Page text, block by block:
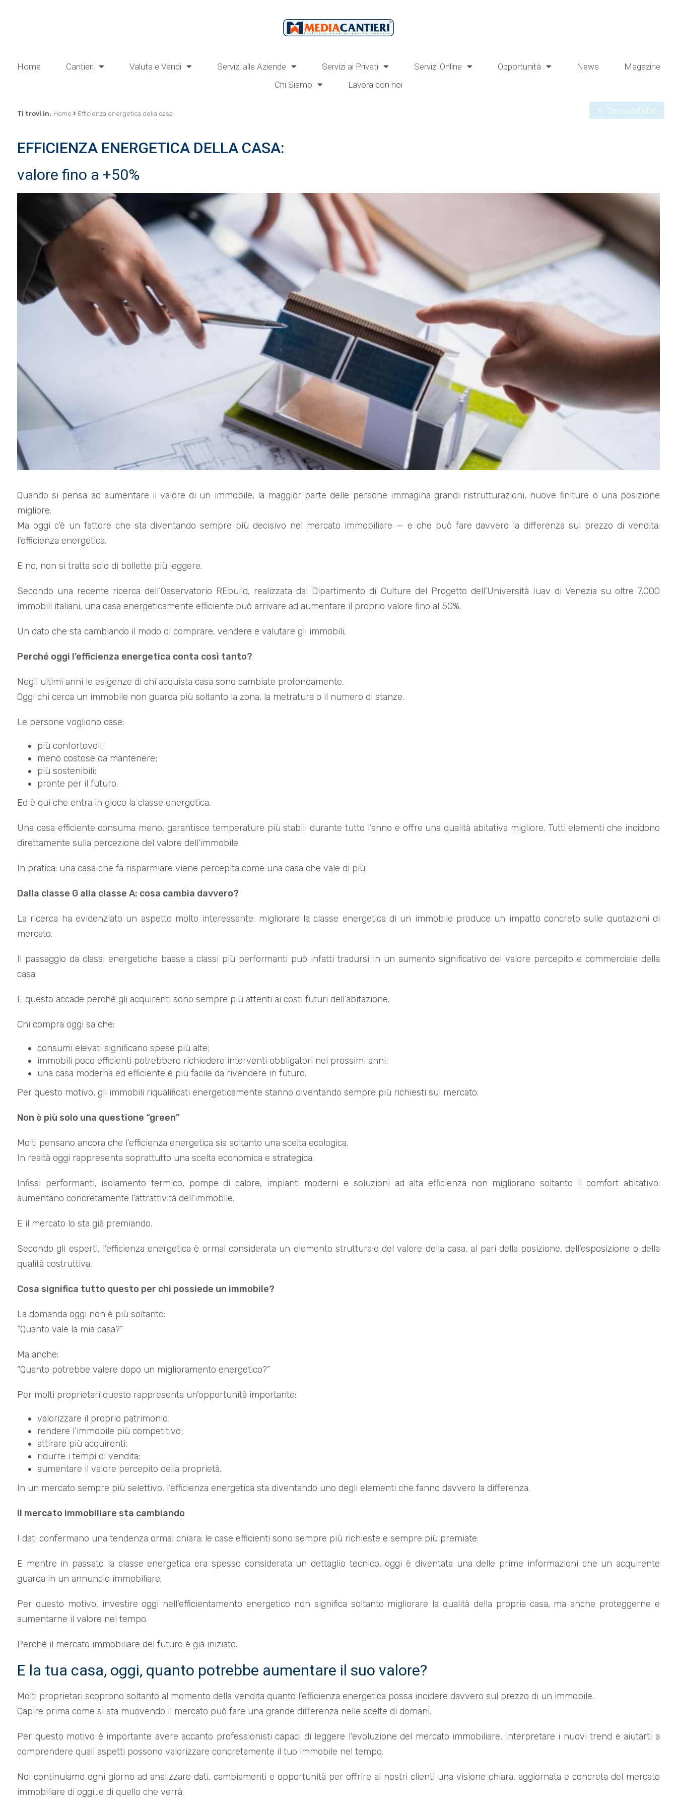
Home Cantieri Valuta e Vendi Servizi alle Aziende Servizi ai Privati Servizi Online Opportunità News
Magazine
Chi Siamo
Lavora con noi
Ti trovi in: Home › Efficienza energetica della casa: Torna indietro
EFFICIENZA ENERGETICA DELLA CASA:
valore fino a +50%
Quando si pensa ad aumentare il valore di un immobile, la maggior parte delle persone immagina grandi ristrutturazioni, nuove finiture o una posizione
migliore.
Ma oggi c’è un fattore che sta diventando sempre più decisivo nel mercato immobiliare — e che può fare davvero la differenza sul prezzo di vendita:
l’efficienza energetica.
E no, non si tratta solo di bollette più leggere.
Secondo una recente ricerca dell’Osservatorio REbuild, realizzata dal Dipartimento di Culture del Progetto dell’Università Iuav di Venezia su oltre 7.000
immobili italiani, una casa energeticamente efficiente può arrivare ad aumentare il proprio valore fino al 50%.
Un dato che sta cambiando il modo di comprare, vendere e valutare gli immobili.
Perché oggi l’efficienza energetica conta così tanto?
Negli ultimi anni le esigenze di chi acquista casa sono cambiate profondamente.
Oggi chi cerca un immobile non guarda più soltanto la zona, la metratura o il numero di stanze.
Le persone vogliono case:
più confortevoli;
meno costose da mantenere;
più sostenibili;
pronte per il futuro.
Ed è qui che entra in gioco la classe energetica.
Una casa efficiente consuma meno, garantisce temperature più stabili durante tutto l’anno e offre una qualità abitativa migliore. Tutti elementi che incidono
direttamente sulla percezione del valore dell’immobile.
In pratica: una casa che fa risparmiare viene percepita come una casa che vale di più.
Dalla classe G alla classe A: cosa cambia davvero?
La ricerca ha evidenziato un aspetto molto interessante: migliorare la classe energetica di un immobile produce un impatto concreto sulle quotazioni di
mercato.
Il passaggio da classi energetiche basse a classi più performanti può infatti tradursi in un aumento significativo del valore percepito e commerciale della
casa.
E questo accade perché gli acquirenti sono sempre più attenti ai costi futuri dell’abitazione.
Chi compra oggi sa che:
consumi elevati significano spese più alte;
immobili poco efficienti potrebbero richiedere interventi obbligatori nei prossimi anni;
una casa moderna ed efficiente è più facile da rivendere in futuro.
Per questo motivo, gli immobili riqualificati energeticamente stanno diventando sempre più richiesti sul mercato.
Non è più solo una questione “green”
Molti pensano ancora che l’efficienza energetica sia soltanto una scelta ecologica.
In realtà oggi rappresenta soprattutto una scelta economica e strategica.
Infissi performanti, isolamento termico, pompe di calore, impianti moderni e soluzioni ad alta efficienza non migliorano soltanto il comfort abitativo:
aumentano concretamente l’attrattività dell’immobile.
E il mercato lo sta già premiando.
Secondo gli esperti, l’efficienza energetica è ormai considerata un elemento strutturale del valore della casa, al pari della posizione, dell’esposizione o della
qualità costruttiva.
Cosa significa tutto questo per chi possiede un immobile?
La domanda oggi non è più soltanto:
“Quanto vale la mia casa?”
Ma anche:
“Quanto potrebbe valere dopo un miglioramento energetico?”
Per molti proprietari questo rappresenta un’opportunità importante:
valorizzare il proprio patrimonio;
rendere l’immobile più competitivo;
attirare più acquirenti;
ridurre i tempi di vendita;
aumentare il valore percepito della proprietà.
In un mercato sempre più selettivo, l’efficienza energetica sta diventando uno degli elementi che fanno davvero la differenza.
Il mercato immobiliare sta cambiando
I dati confermano una tendenza ormai chiara: le case efficienti sono sempre più richieste e sempre più premiate.
E mentre in passato la classe energetica era spesso considerata un dettaglio tecnico, oggi è diventata una delle prime informazioni che un acquirente
guarda in un annuncio immobiliare.
Per questo motivo, investire oggi nell’efficientamento energetico non significa soltanto migliorare la qualità della propria casa, ma anche proteggerne e
aumentarne il valore nel tempo.
Perché il mercato immobiliare del futuro è già iniziato.
E la tua casa, oggi, quanto potrebbe aumentare il suo valore?
Molti proprietari scoprono soltanto al momento della vendita quanto l’efficienza energetica possa incidere davvero sul prezzo di un immobile.
Capire prima come si sta muovendo il mercato può fare una grande differenza nelle scelte di domani.
Per questo motivo è importante avere accanto professionisti capaci di leggere l’evoluzione del mercato immobiliare, interpretare i nuovi trend e aiutarti a
comprendere quali aspetti possono valorizzare concretamente il tuo immobile nel tempo.
Noi continuiamo ogni giorno ad analizzare dati, cambiamenti e opportunità per offrire ai nostri clienti una visione chiara, aggiornata e concreta del mercato
immobiliare di oggi…e di quello che verrà.